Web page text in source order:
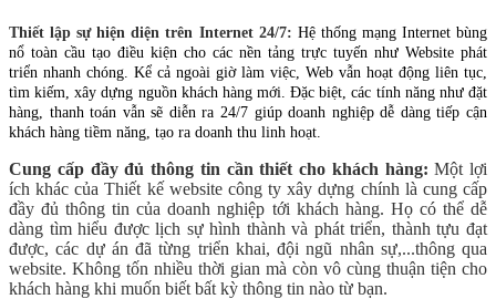
Thiết lập sự hiện diện trên Internet 24/7: Hệ thống mạng Internet bùng
nổ toàn cầu tạo điều kiện cho các nền tảng trực tuyến như Website phát
triển nhanh chóng. Kể cả ngoài giờ làm việc, Web vẫn hoạt động liên tục,
tìm kiếm, xây dựng nguồn khách hàng mới. Đặc biệt, các tính năng như đặt
hàng, thanh toán vẫn sẽ diễn ra 24/7 giúp doanh nghiệp dễ dàng tiếp cận
khách hàng tiềm năng, tạo ra doanh thu linh hoạt.
Cung cấp đầy đủ thông tin cần thiết cho khách hàng:Một lợi
ích khác của Thiết kế website công ty xây dựng chính là cung cấp
đầy đủ thông tin của doanh nghiệp tới khách hàng. Họ có thể dễ
dàng tìm hiểu được lịch sự hình thành và phát triển, thành tựu đạt
được, các dự án đã từng triển khai, đội ngũ nhân sự,...thông qua
website. Không tốn nhiều thời gian mà còn vô cùng thuận tiện cho
khách hàng khi muốn biết bất kỳ thông tin nào từ bạn.